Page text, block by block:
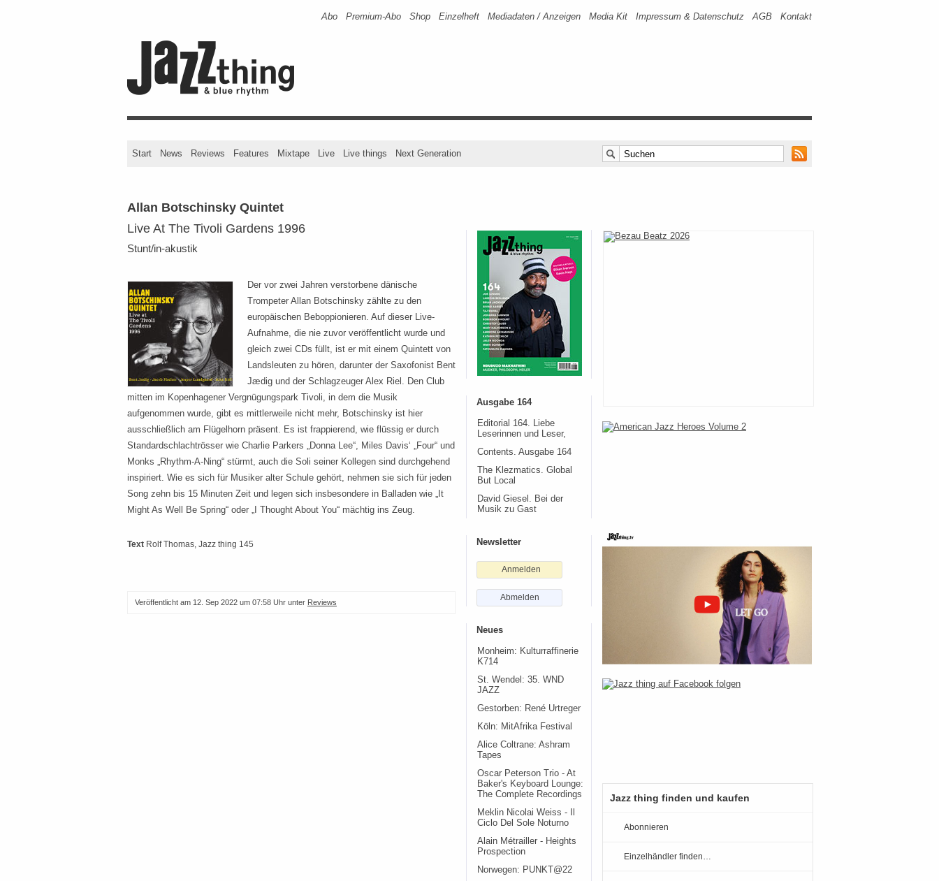
Abo Premium-Abo Shop Einzelheft Mediadaten / Anzeigen Media Kit Impressum & Datenschutz AGB Kontakt
Start News Reviews Features Mixtape Live Live things Next Generation
Allan Botschinsky Quintet
Live At The Tivoli Gardens 1996
Stunt/in-akustik
Der vor zwei Jahren verstorbene dänische
Trompeter Allan Botschinsky zählte zu den
europäischen Beboppionieren. Auf dieser Live-
Aufnahme, die nie zuvor veröffentlicht wurde und
gleich zwei CDs füllt, ist er mit einem Quintett von
Landsleuten zu hören, darunter der Saxofonist Bent
Jædig und der Schlagzeuger Alex Riel. Den Club
mitten im Kopenhagener Vergnügungspark Tivoli, in dem die Musik
aufgenommen wurde, gibt es mittlerweile nicht mehr, Botschinsky ist hier
ausschließlich am Flügelhorn präsent. Es ist frappierend, wie flüssig er durch
Standardschlachtrösser wie Charlie Parkers „Donna Lee“, Miles Davis‘ „Four“ und
Monks „Rhythm-A-Ning“ stürmt, auch die Soli seiner Kollegen sind durchgehend
inspiriert. Wie es sich für Musiker alter Schule gehört, nehmen sie sich für jeden
Song zehn bis 15 Minuten Zeit und legen sich insbesondere in Balladen wie „It
Might As Well Be Spring“ oder „I Thought About You“ mächtig ins Zeug.
Text Rolf Thomas, Jazz thing 145
Veröffentlicht am 12. Sep 2022 um 07:58 Uhr unter Reviews
Ausgabe 164
Editorial 164. Liebe
Leserinnen und Leser,
Contents. Ausgabe 164
The Klezmatics. Global
But Local
David Giesel. Bei der
Musik zu Gast
Newsletter
Anmelden
Abmelden
Neues
Monheim: Kulturraffinerie
K714
St. Wendel: 35. WND
JAZZ
Gestorben: René Urtreger
Köln: MitAfrika Festival
Alice Coltrane: Ashram
Tapes
Oscar Peterson Trio - At
Baker's Keyboard Lounge:
The Complete Recordings
Meklin Nicolai Weiss - Il
Ciclo Del Sole Noturno
Alain Métrailler - Heights
Prospection
Norwegen: PUNKT@22
Jazz thing finden und kaufen
Abonnieren
Einzelhändler finden…